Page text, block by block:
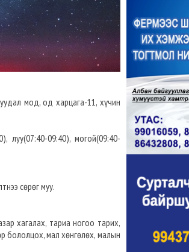
мод, од харцага-11, хүчин
луу(07:40-09:40), могой(09:40-
сөрөг муу.
хагалах, тариа ногоо тарих,
бололцох, мал хөнгөлөх, малын